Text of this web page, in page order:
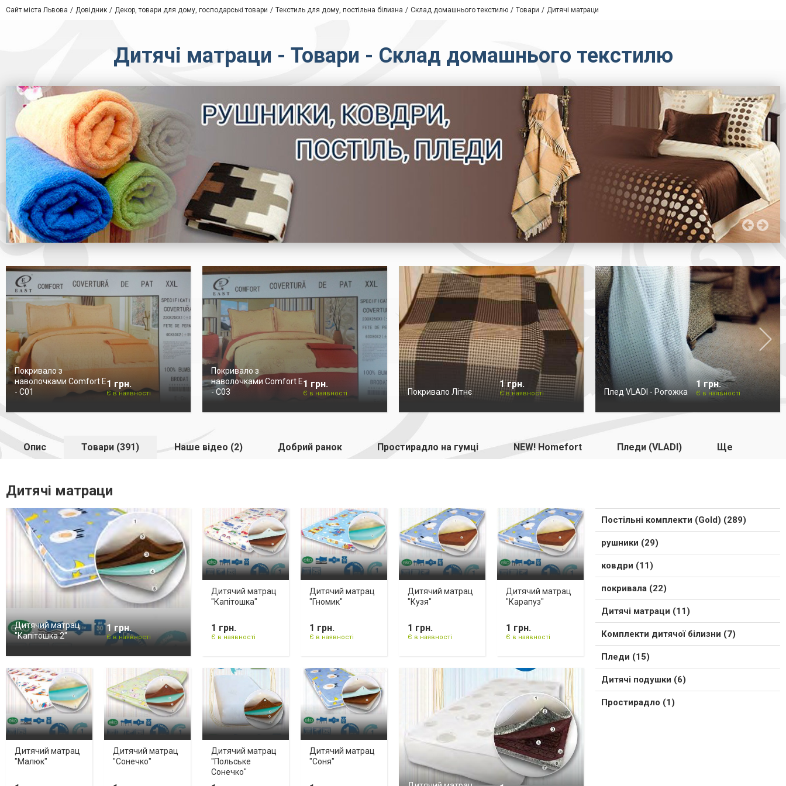
Сайт міста Львова Довідник Декор, товари для дому, господарські товари Текстиль для дому, постільна білизна Склад домашнього текстилю Товари Дитячі матраци
Дитячі матраци - Товари - Склад домашнього текстилю
Покривало з
наволочками Comfort E
- C01
1 грн.
Є в наявності
Покривало з
наволочками Comfort E
- C03
1 грн.
Є в наявності Покривало Літнє
1 грн.
Є в наявності Плед VLADI - Рогожка
1 грн.
Є в наявності
Опис Товари (391) Наше відео (2) Добрий ранок Простирадло на гумці NEW! Homefort Пледи (VLADI) Ще
Дитячі матраци
Дитячий матрац
"Капітошка 2"
1 грн.
Є в наявності
Дитячий матрац
"Капітошка"
1 грн.
Є в наявності
Дитячий матрац
"Гномик"
1 грн.
Є в наявності
Дитячий матрац
"Кузя"
1 грн.
Є в наявності
Дитячий матрац
"Карапуз"
1 грн.
Є в наявності
Дитячий матрац
"Малюк"
Дитячий матрац
"Сонечко"
Дитячий матрац
"Польське
Сонечко"
Дитячий матрац
"Соня"
Постільні комплекти (Gold) (289)
рушники (29)
ковдри (11)
покривала (22)
Дитячі матраци (11)
Комплекти дитячої білизни (7)
Пледи (15)
Дитячі подушки (6)
Простирадло (1)